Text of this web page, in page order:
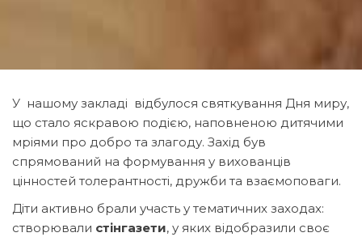
У нашому закладі відбулося святкування Дня миру,
що стало яскравою подією, наповненою дитячими
мріями про добро та злагоду. Захід був
спрямований на формування у вихованців
цінностей толерантності, дружби та взаємоповаги.
Діти активно брали участь у тематичних заходах:
створювали стінгазети, у яких відобразили своє